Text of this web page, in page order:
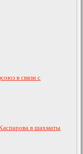
в связи с
в шахматы